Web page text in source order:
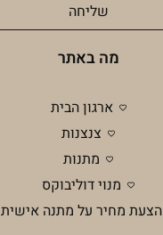
שליחה
מה באתר
ארגון הבית
צנצנות
מתנות
מנוי דוליבוקס
הצעת מחיר על מתנה אישית